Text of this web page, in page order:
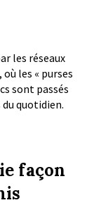
les réseaux
les « purses
sont passés
du quotidien.
façon